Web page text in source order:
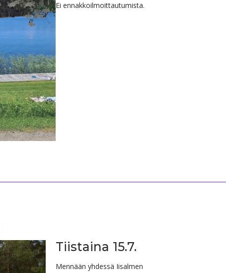
Ei ennakkoilmoittautumista.
Tiistaina 15.7.
Mennään yhdessä Iisalmen